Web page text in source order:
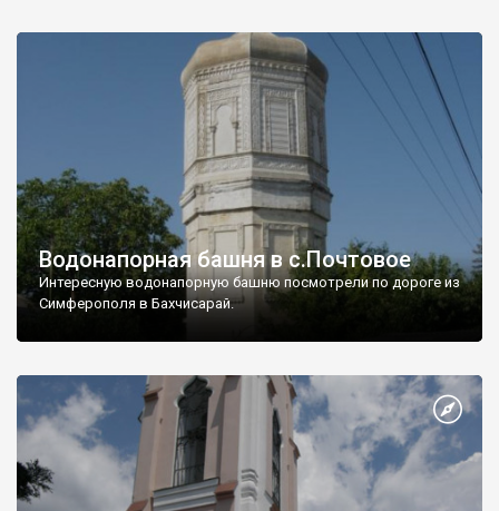
Водонапорная башня в с.Почтовое
Интересную водонапорную башню посмотрели по дороге из
Симферополя в Бахчисарай.